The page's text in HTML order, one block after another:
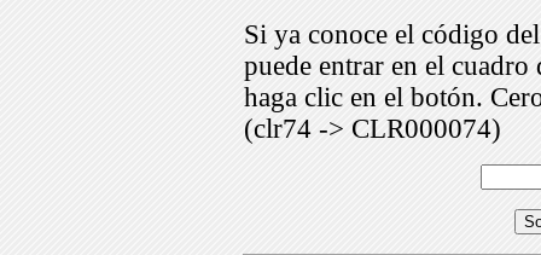
Si ya conoce el código
puede entrar en el
haga clic en el botón.
(clr74 -> CLR000074)